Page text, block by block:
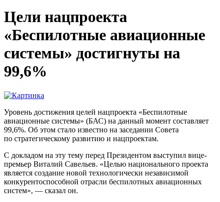
Цели нацпроекта
«Беспилотные авиационные
системы» достигнуты на
99,6%
Уровень достижения целей нацпроекта «Беспилотные
авиационные системы» (БАС) на данный момент составляет
99,6%. Об этом стало известно на заседании Совета
по стратегическому развитию и нацпроектам.
С докладом на эту тему перед Президентом выступил вице-
премьер Виталий Савельев. «Целью национального проекта
является создание новой технологически независимой
конкурентоспособной отрасли беспилотных авиационных
систем», — сказал он.